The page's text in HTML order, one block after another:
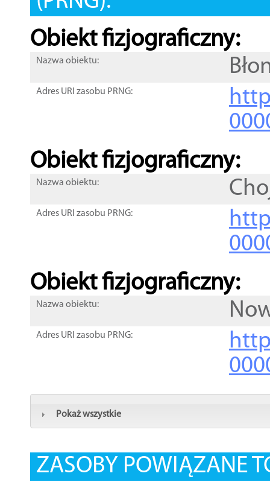
Obiekt fizjograficzny:
Nazwa obiektu:
Adres URI zasobu PRNG:
Obiekt fizjograficzny:
Nazwa obiektu:
Adres URI zasobu PRNG:
Obiekt fizjograficzny:
Nazwa obiektu:
Adres URI zasobu PRNG:
Pokaż wszystkie
ZASOBY POWIĄZANE